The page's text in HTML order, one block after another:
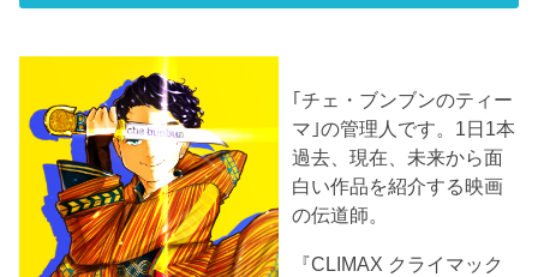
｢チェ・ブンブンのティー
マ｣の管理人です。1日1本
過去、現在、未来から面
白い作品を紹介する映画
の伝道師。
『CLIMAX クライマック